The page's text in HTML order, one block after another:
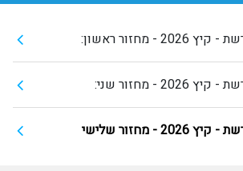
- מחזור ראשון:
- מחזור שני:
- מחזור שלישי